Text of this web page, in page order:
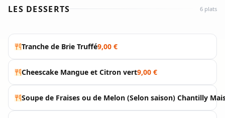
LES DESSERTS 6 plats
Tranche de Brie Truffé9,00 €
Cheescake Mangue et Citron vert9,00 €
Soupe de Fraises ou de Melon (Selon saison) Chantilly